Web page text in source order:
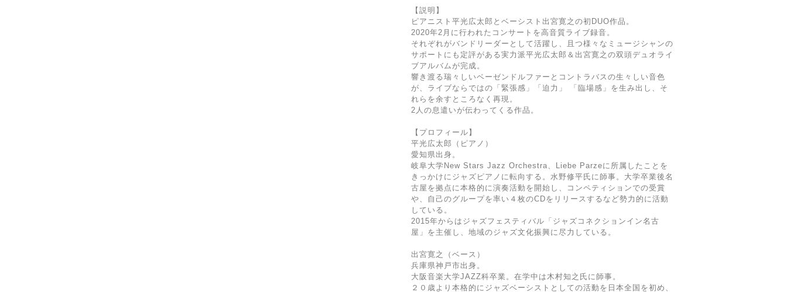
【説明】
ピアニスト平光広太郎とベーシスト出宮寛之の初DUO作品。
2020年2月に行われたコンサートを高音質ライブ録音。
それぞれがバンドリーダーとして活躍し、且つ様々なミュージシャンの
サポートにも定評がある実力派平光広太郎＆出宮寛之の双頭デュオライ
ブアルバムが完成。
響き渡る瑞々しいベーゼンドルファーとコントラバスの生々しい音色
が、ライブならではの「緊張感」「迫力」 「臨場感」を生み出し、そ
れらを余すところなく再現。
2人の息遣いが伝わってくる作品。
【プロフィール】
平光広太郎（ピアノ）
愛知県出身。
岐阜大学New Stars Jazz Orchestra、Liebe Parzeに所属したことを
きっかけにジャズピアノに転向する。水野修平氏に師事。大学卒業後名
古屋を拠点に本格的に演奏活動を開始し、コンペティションでの受賞
や、自己のグループを率い４枚のCDをリリースするなど勢力的に活動
している。
2015年からはジャズフェスティバル「ジャズコネクションイン名古
屋」を主催し、地域のジャズ文化振興に尽力している。
出宮寛之（ベース）
兵庫県神戸市出身。
大阪音楽大学JAZZ科卒業。在学中は木村知之氏に師事。
２０歳より本格的にジャズベーシストとしての活動を日本全国を初め、